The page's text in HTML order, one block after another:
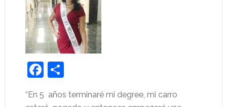
Facebook
Share
“En 5 años terminaré mi degree, mi carro